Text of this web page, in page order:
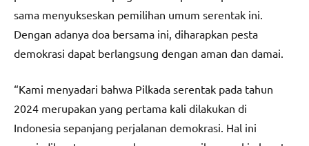
sama menyukseskan pemilihan umum serentak ini.
Dengan adanya doa bersama ini, diharapkan pesta
demokrasi dapat berlangsung dengan aman dan damai.
“Kami menyadari bahwa Pilkada serentak pada tahun
2024 merupakan yang pertama kali dilakukan di
Indonesia sepanjang perjalanan demokrasi. Hal ini